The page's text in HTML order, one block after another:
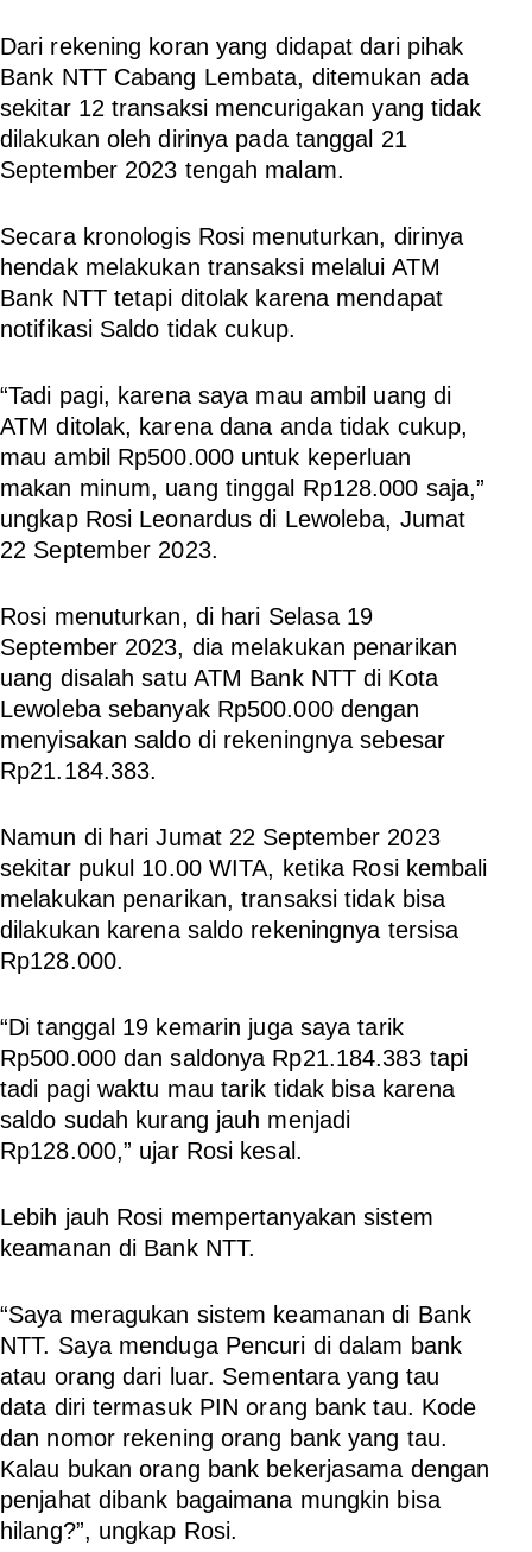
Dari rekening koran yang didapat dari pihak
Bank NTT Cabang Lembata, ditemukan ada
sekitar 12 transaksi mencurigakan yang tidak
dilakukan oleh dirinya pada tanggal 21
September 2023 tengah malam.
Secara kronologis Rosi menuturkan, dirinya
hendak melakukan transaksi melalui ATM
Bank NTT tetapi ditolak karena mendapat
notifikasi Saldo tidak cukup.
“Tadi pagi, karena saya mau ambil uang di
ATM ditolak, karena dana anda tidak cukup,
mau ambil Rp500.000 untuk keperluan
makan minum, uang tinggal Rp128.000 saja,”
ungkap Rosi Leonardus di Lewoleba, Jumat
22 September 2023.
Rosi menuturkan, di hari Selasa 19
September 2023, dia melakukan penarikan
uang disalah satu ATM Bank NTT di Kota
Lewoleba sebanyak Rp500.000 dengan
menyisakan saldo di rekeningnya sebesar
Rp21.184.383.
Namun di hari Jumat 22 September 2023
sekitar pukul 10.00 WITA, ketika Rosi kembali
melakukan penarikan, transaksi tidak bisa
dilakukan karena saldo rekeningnya tersisa
Rp128.000.
“Di tanggal 19 kemarin juga saya tarik
Rp500.000 dan saldonya Rp21.184.383 tapi
tadi pagi waktu mau tarik tidak bisa karena
saldo sudah kurang jauh menjadi
Rp128.000,” ujar Rosi kesal.
Lebih jauh Rosi mempertanyakan sistem
keamanan di Bank NTT.
“Saya meragukan sistem keamanan di Bank
NTT. Saya menduga Pencuri di dalam bank
atau orang dari luar. Sementara yang tau
data diri termasuk PIN orang bank tau. Kode
dan nomor rekening orang bank yang tau.
Kalau bukan orang bank bekerjasama dengan
penjahat dibank bagaimana mungkin bisa
hilang?”, ungkap Rosi.